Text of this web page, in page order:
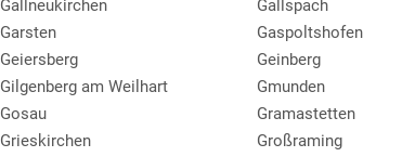
Gallneukirchen
Gallspach
Garsten
Gaspoltshofen
Geiersberg
Geinberg
Gilgenberg am Weilhart
Gmunden
Gosau
Gramastetten
Grieskirchen
Großraming